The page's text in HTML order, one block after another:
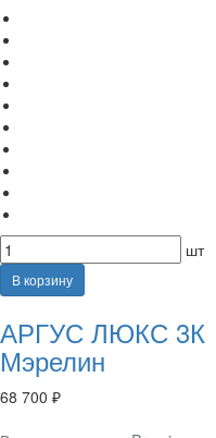
шт
В корзину
АРГУС ЛЮКС 3К
Мэрелин
68 700 ₽